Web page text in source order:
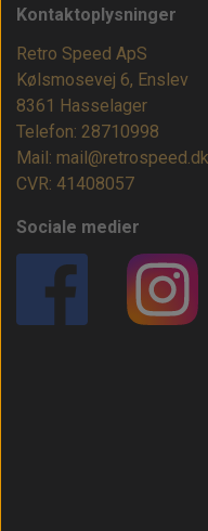
Kontaktoplysninger
Retro Speed ApS
Kølsmosevej 6, Enslev
8361 Hasselager
Telefon: 28710998
Mail: mail@retrospeed.dk
CVR: 41408057
Sociale medier